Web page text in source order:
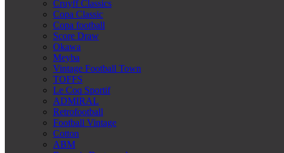
Cruyff Classics
Copa Classic
Copa football
Score Draw
Okawa
Meyba
Vintage Football Town
TOFFS
Le Coq Sportif
ADMIRAL
Retrofootball
Football Vintage
Cotton
ABM